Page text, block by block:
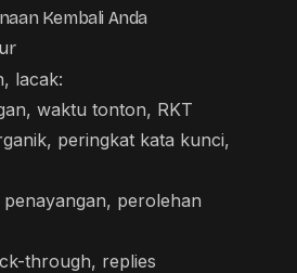
Kembali Anda
lacak:
waktu tonton, RKT
peringkat kata kunci,
perolehan
through, replies